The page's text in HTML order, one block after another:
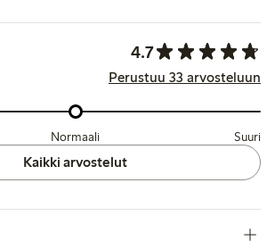
4.7
Perustuu 33 arvosteluun
Normaali Suuri
Kaikki arvostelut